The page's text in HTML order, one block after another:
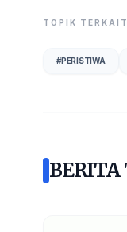
TOPIK TERKAIT
#PERISTIWA
BERITA